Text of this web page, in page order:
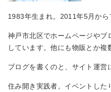
1983年生まれ。2011年5月から
神戸市北区でホームページやブ
しています。他にも物販とか複
ブログを書くのと、サイト運営
住み開き実践者。イベントし